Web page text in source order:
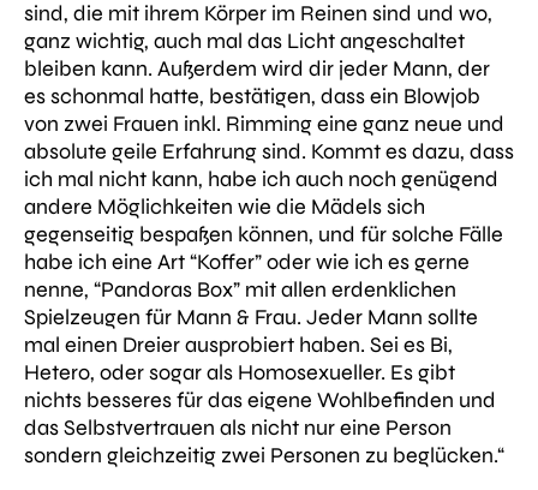
sind, die mit ihrem Körper im Reinen sind und wo,
ganz wichtig, auch mal das Licht angeschaltet
bleiben kann. Außerdem wird dir jeder Mann, der
es schonmal hatte, bestätigen, dass ein Blowjob
von zwei Frauen inkl. Rimming eine ganz neue und
absolute geile Erfahrung sind. Kommt es dazu, dass
ich mal nicht kann, habe ich auch noch genügend
andere Möglichkeiten wie die Mädels sich
gegenseitig bespaßen können, und für solche Fälle
habe ich eine Art “Koffer” oder wie ich es gerne
nenne, “Pandoras Box” mit allen erdenklichen
Spielzeugen für Mann & Frau. Jeder Mann sollte
mal einen Dreier ausprobiert haben. Sei es Bi,
Hetero, oder sogar als Homosexueller. Es gibt
nichts besseres für das eigene Wohlbefinden und
das Selbstvertrauen als nicht nur eine Person
sondern gleichzeitig zwei Personen zu beglücken.“